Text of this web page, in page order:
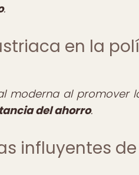
.
en la
moderna al promover
del ahorro.
influyentes